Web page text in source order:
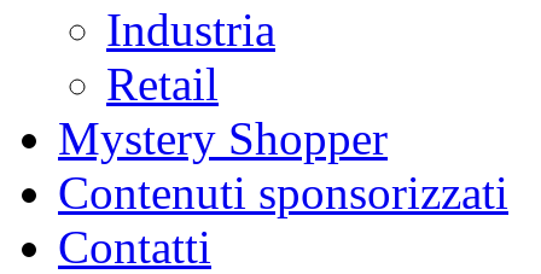
Industria
Retail
Mystery Shopper
Contenuti sponsorizzati
Contatti